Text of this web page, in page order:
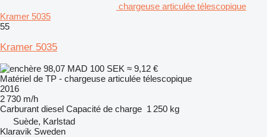
chargeuse articulée télescopique
Kramer 5035
55
Kramer 5035
98,07 MAD 100 SEK ≈ 9,12 €
Matériel de TP - chargeuse articulée télescopique
2016
2 730 m/h
Carburant diesel Capacité de charge 1 250 kg
Suède, Karlstad
Klaravik Sweden